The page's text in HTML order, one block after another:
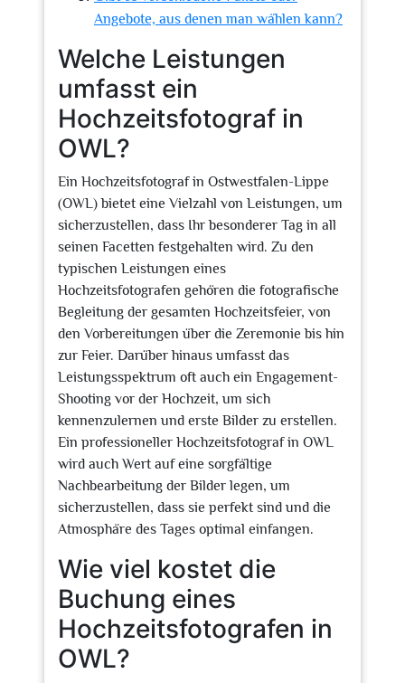
Angebote, aus denen man wählen kann?
Welche Leistungen
umfasst ein
Hochzeitsfotograf in
OWL?
Ein Hochzeitsfotograf in Ostwestfalen-Lippe
(OWL) bietet eine Vielzahl von Leistungen, um
sicherzustellen, dass Ihr besonderer Tag in all
seinen Facetten festgehalten wird. Zu den
typischen Leistungen eines
Hochzeitsfotografen gehören die fotografische
Begleitung der gesamten Hochzeitsfeier, von
den Vorbereitungen über die Zeremonie bis hin
zur Feier. Darüber hinaus umfasst das
Leistungsspektrum oft auch ein Engagement-
Shooting vor der Hochzeit, um sich
kennenzulernen und erste Bilder zu erstellen.
Ein professioneller Hochzeitsfotograf in OWL
wird auch Wert auf eine sorgfältige
Nachbearbeitung der Bilder legen, um
sicherzustellen, dass sie perfekt sind und die
Atmosphäre des Tages optimal einfangen.
Wie viel kostet die
Buchung eines
Hochzeitsfotografen in
OWL?